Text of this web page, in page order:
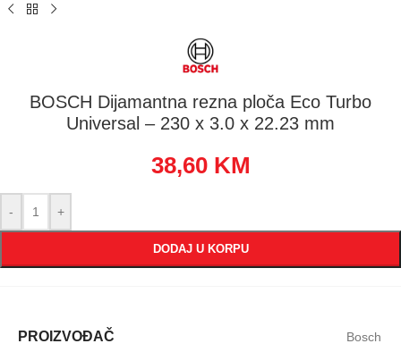
BOSCH Dijamantna rezna ploča Eco Turbo
Universal – 230 x 3.0 x 22.23 mm
38,60 KM
- +
DODAJ U KORPU
PROIZVOĐAČ Bosch